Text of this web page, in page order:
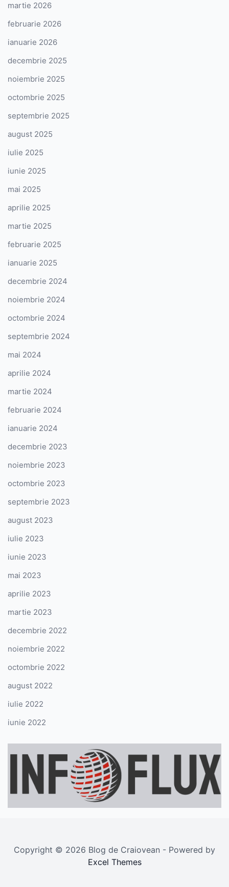
martie 2026
februarie 2026
ianuarie 2026
decembrie 2025
noiembrie 2025
octombrie 2025
septembrie 2025
august 2025
iulie 2025
iunie 2025
mai 2025
aprilie 2025
martie 2025
februarie 2025
ianuarie 2025
decembrie 2024
noiembrie 2024
octombrie 2024
septembrie 2024
mai 2024
aprilie 2024
martie 2024
februarie 2024
ianuarie 2024
decembrie 2023
noiembrie 2023
octombrie 2023
septembrie 2023
august 2023
iulie 2023
iunie 2023
mai 2023
aprilie 2023
martie 2023
decembrie 2022
noiembrie 2022
octombrie 2022
august 2022
iulie 2022
iunie 2022
Copyright © 2026 Blog de Craiovean - Powered by
Excel Themes